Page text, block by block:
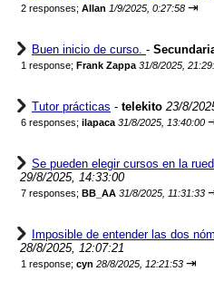
2 responses; Allan 1/9/2025, 0:27:58 ⇥
Buen inicio de curso. -
1 response; Frank Zappa 31/8/2025,
Tutor prácticas - telekito 23/8/
6 responses; ilapaca 31/8/2025, 13:40:00
Se pueden elegir cursos en la
29/8/2025, 14:33:00
7 responses; BB_AA 31/8/2025, 11:31:33
Imposible de entender las dos
28/8/2025, 12:07:21
1 response; cyn 28/8/2025, 12:21:53 ⇥